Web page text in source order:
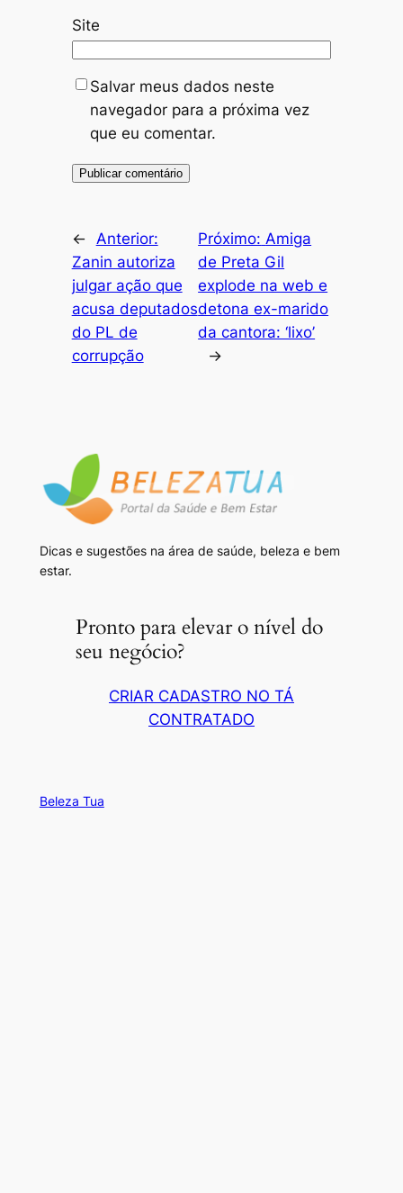
Site
Salvar meus dados neste
navegador para a próxima vez
que eu comentar.
←
Anterior:
Zanin autoriza
julgar ação que
acusa deputados
do PL de
corrupção
Próximo: Amiga
de Preta Gil
explode na web e
detona ex-marido
da cantora: ‘lixo’
→
Dicas e sugestões na área de saúde, beleza e bem
estar.
Pronto para elevar o nível do
seu negócio?
CRIAR CADASTRO NO TÁ
CONTRATADO
Beleza Tua